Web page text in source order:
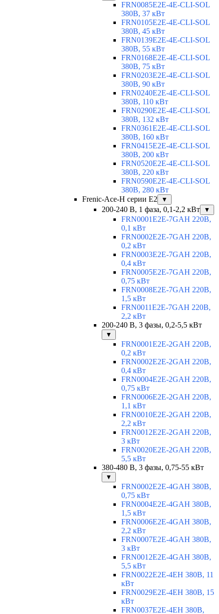
FRN0085E2E-4E-CLI-SOL
380В, 37 кВт
FRN0105E2E-4E-CLI-SOL
380В, 45 кВт
FRN0139E2E-4E-CLI-SOL
380В, 55 кВт
FRN0168E2E-4E-CLI-SOL
380В, 75 кВт
FRN0203E2E-4E-CLI-SOL
380В, 90 кВт
FRN0240E2E-4E-CLI-SOL
380В, 110 кВт
FRN0290E2E-4E-CLI-SOL
380В, 132 кВт
FRN0361E2E-4E-CLI-SOL
380В, 160 кВт
FRN0415E2E-4E-CLI-SOL
380В, 200 кВт
FRN0520E2E-4E-CLI-SOL
380В, 220 кВт
FRN0590E2E-4E-CLI-SOL
380В, 280 кВт
Frenic-Ace-H серии E2
▼
200-240 В, 1 фаза, 0,1-2,2 кВт ▼
FRN0001E2E-7GAH 220В,
0,1 кВт
FRN0002E2E-7GAH 220В,
0,2 кВт
FRN0003E2E-7GAH 220В,
0,4 кВт
FRN0005E2E-7GAH 220В,
0,75 кВт
FRN0008E2E-7GAH 220В,
1,5 кВт
FRN0011E2E-7GAH 220В,
2,2 кВт
200-240 В, 3 фазы, 0,2-5,5 кВт
▼
FRN0001E2E-2GAH 220В,
0,2 кВт
FRN0002E2E-2GAH 220В,
0,4 кВт
FRN0004E2E-2GAH 220В,
0,75 кВт
FRN0006E2E-2GAH 220В,
1,1 кВт
FRN0010E2E-2GAH 220В,
2,2 кВт
FRN0012E2E-2GAH 220В,
3 кВт
FRN0020E2E-2GAH 220В,
5,5 кВт
380-480 В, 3 фазы, 0,75-55 кВт
▼
FRN0002E2E-4GAH 380В,
0,75 кВт
FRN0004E2E-4GAH 380В,
1,5 кВт
FRN0006E2E-4GAH 380В,
2,2 кВт
FRN0007E2E-4GAH 380В,
3 кВт
FRN0012E2E-4GAH 380В,
5,5 кВт
FRN0022E2E-4EH 380В, 11
кВт
FRN0029E2E-4EH 380В, 15
кВт
FRN0037E2E-4EH 380В,